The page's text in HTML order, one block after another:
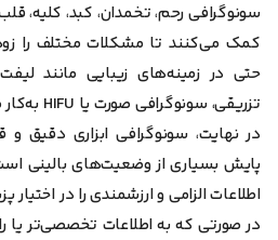
سونوگرافی رحم، تخمدان، کبد، کلیه،
کمک می‌کنند تا مشکلات مختلف را
حتی در زمینه‌های زیبایی مانند
تزریقی، سونوگرافی صورت یا HIFU به‌کار می‌رود.
در نهایت، سونوگرافی ابزاری دقیق
پایش بسیاری از وضعیت‌های بالینی
اطلاعات الزامی و ارزشمندی را در
در صورتی که به اطلاعات تخصصی‌تر یا